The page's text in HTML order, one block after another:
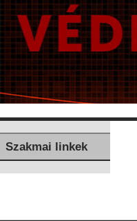
Szakmai linkek